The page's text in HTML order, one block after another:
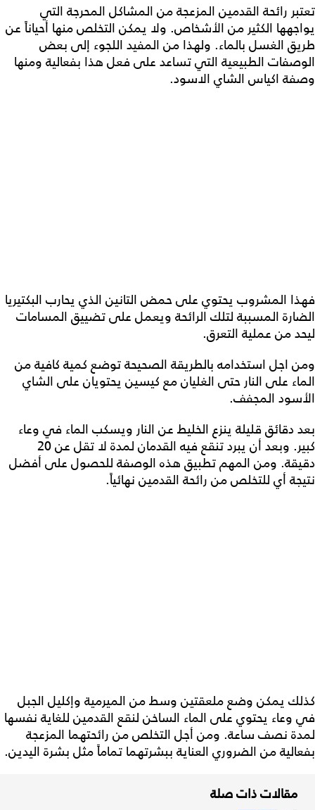
تعتبر رائحة القدمين المزعجة من المشاكل المحرجة التي
يواجهها الكثير من الأشخاص. ولا يمكن التخلص منها أحياناً عن
طريق الغسل بالماء. ولهذا من المفيد اللجوء إلى بعض
الوصفات الطبيعية التي تساعد على فعل هذا بفعالية ومنها
وصفة اكياس الشاي الاسود.
فهذا المشروب يحتوي على حمض التانين الذي يحارب البكتيريا
الضارة المسببة لتلك الرائحة ويعمل على تضييق المسامات
ليحد من عملية التعرق.
ومن اجل استخدامه بالطريقة الصحيحة توضع كمية كافية من
الماء على النار حتى الغليان مع كيسين يحتويان على الشاي
الأسود المجفف.
بعد دقائق قليلة ينزع الخليط عن النار ويسكب الماء في وعاء
كبير. وبعد أن يبرد تنقع فيه القدمان لمدة لا تقل عن 20
دقيقة. ومن المهم تطبيق هذه الوصفة للحصول على أفضل
نتيجة أي للتخلص من رائحة القدمين نهائياً.
كذلك يمكن وضع ملعقتين وسط من الميرمية وإكليل الجبل
في وعاء يحتوي على الماء الساخن لنقع القدمين للغاية نفسها
لمدة نصف ساعة. ومن أجل التخلص من رائحتهما المزعجة
بفعالية من الضروري العناية ببشرتهما تماماً مثل بشرة اليدين.
مقالات ذات صلة